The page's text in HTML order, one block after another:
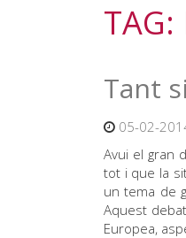
TAG:
Tant
05-02-
Avui el gran
tot i que la
un tema de
Aquest
Europea,